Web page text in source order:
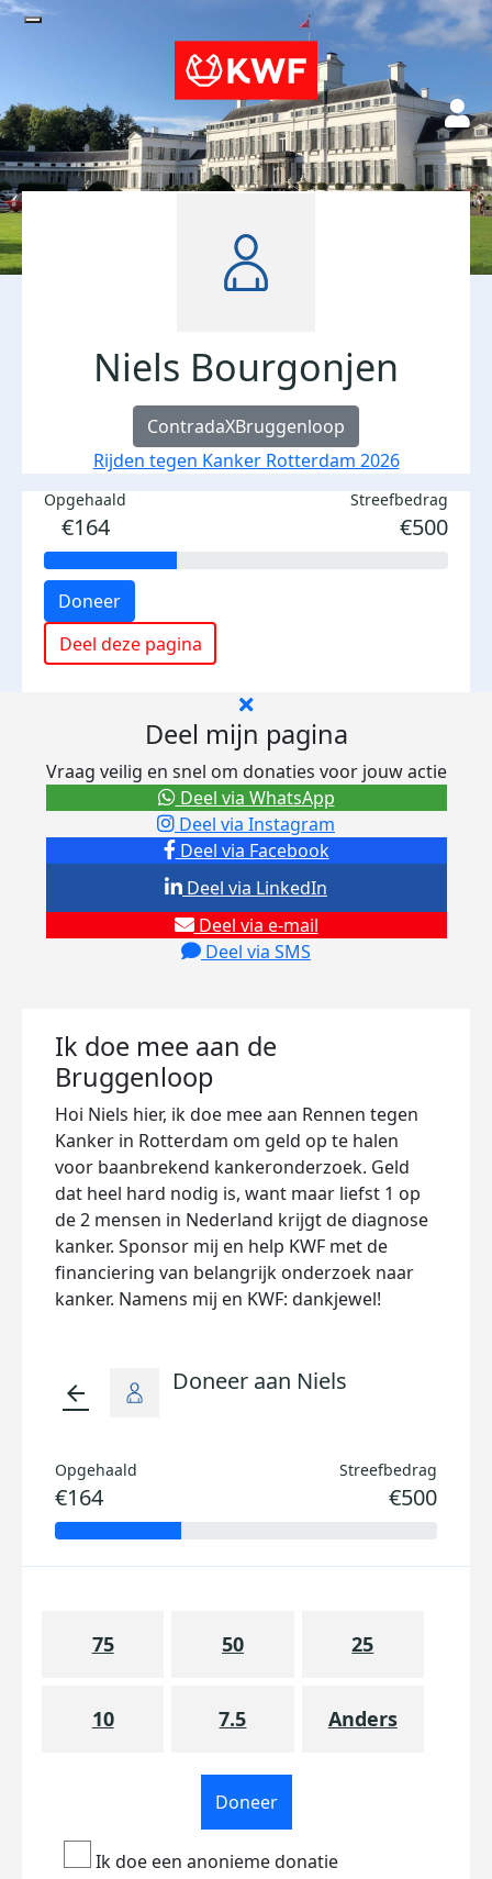
Niels Bourgonjen
ContradaXBruggenloop
Rijden tegen Kanker Rotterdam 2026
Opgehaald
€164
Streefbedrag
€500
Doneer
Deel deze pagina
Deel mijn pagina
Vraag veilig en snel om donaties voor jouw actie
Deel via Facebook
Deel via Instagram
Deel via e-mail
Deel via SMS
Deel via LinkedIn
Deel via WhatsApp
Ik doe mee aan de
Bruggenloop
Hoi Niels hier, ik doe mee aan Rennen tegen
Kanker in Rotterdam om geld op te halen
voor baanbrekend kankeronderzoek. Geld
dat heel hard nodig is, want maar liefst 1 op
de 2 mensen in Nederland krijgt de diagnose
kanker. Sponsor mij en help KWF met de
financiering van belangrijk onderzoek naar
kanker. Namens mij en KWF: dankjewel!
arrow_back Doneer aan Niels
Opgehaald
€164
Streefbedrag
€500
75 50 25
10 7.5 Anders
Doneer
Ik doe een anonieme donatie